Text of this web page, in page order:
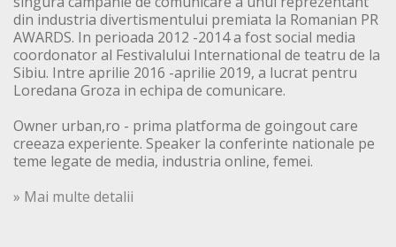
din industria divertismentului premiata la Romanian PR
AWARDS. In perioada 2012 -2014 a fost social media
coordonator al Festivalului International de teatru de la
Sibiu. Intre aprilie 2016 -aprilie 2019, a lucrat pentru
Loredana Groza in echipa de comunicare.
Owner urban,ro - prima platforma de goingout care
creeaza experiente. Speaker la conferinte nationale pe
teme legate de media, industria online, femei.
» Mai multe detalii